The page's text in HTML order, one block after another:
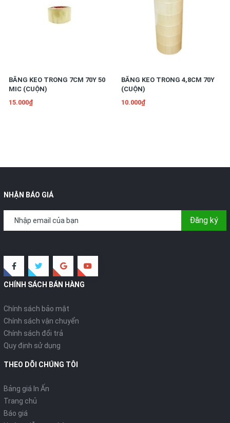
BĂNG KEO TRONG 7CM 70Y 50
MIC (CUỘN)
15.000₫
BĂNG KEO TRONG 4,8CM 70Y
(CUỘN)
10.000₫
NHẬN BÁO GIÁ
Đăng ký
CHÍNH SÁCH BÁN HÀNG
Chính sách bảo mật
Chính sách vận chuyển
Chính sách đổi trả
Quy định sử dụng
THEO DÕI CHÚNG TÔI
Bảng giá In Ấn
Trang chủ
Báo giá